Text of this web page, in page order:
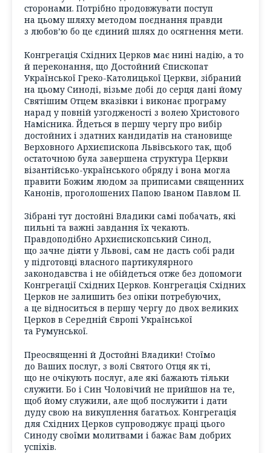
сторонами. Потрібно продовжувати поступ
на цьому шляху методом поєднання правди
з любов’ю бо це єдиний шлях до осягнення мети.
Конгрегація Східних Церков має нині надію, а то
й переконання, що Достойний Єпископат
Української Греко-Католицької Церкви, зібраний
на цьому Синоді, візьме добі до серця дані йому
Святішим Отцем вказівки і виконає програму
нарад у повній узгодженості з волею Христового
Намісника. Йдеться в першу чергу про вибір
достойних і здатних кандидатів на становище
Верховного Архиєпископа Львівського так, щоб
остаточною була завершена структура Церкви
візантійсько-українського обряду і вона могла
правити Божим людом за приписами священних
Канонів, проголошених Папою Іваном Павлом ІІ.
Зібрані тут достойні Владики самі побачать, які
пильні та важні завдання їх чекають.
Правдоподібно Архиєпископський Синод,
що зачне діяти у Львові, сам не дасть собі ради
у підготовці власного партикулярного
законодавства і не обійдеться отже без допомоги
Конгрегації Східних Церков. Конгрегація Східних
Церков не залишить без опіки потребуючих,
а це відноситься в першу чергу до двох великих
Церков в Середній Європі Української
та Румунської.
Преосвященні й Достойні Владики! Стоїмо
до Ваших послуг, з волі Святого Отця як ті,
що не очікують послуг, але які бажають тільки
служити. Бо і Син Чоловічий не прийшов на те,
щоб йому служили, але щоб послужити і дати
дуду свою на викуплення багатьох. Конгрегація
для Східних Церков супроводжує праці цього
Синоду своїми молитвами і бажає Вам добрих
успіхів.